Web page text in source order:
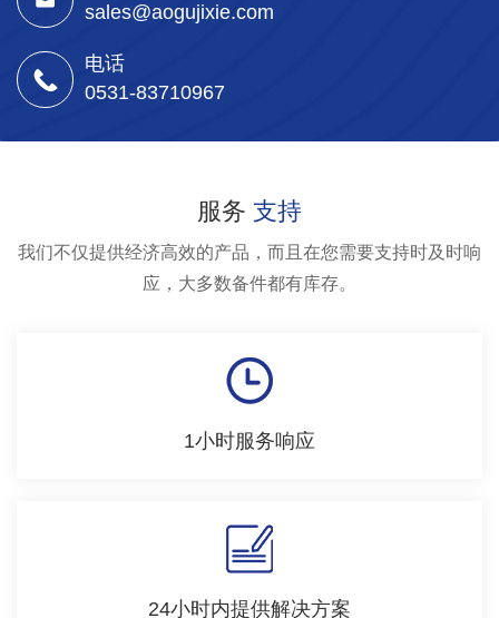
sales@aogujixie.com
电话
0531-83710967
服务 支持
我们不仅提供经济高效的产品，而且在您需要支持时及时响
应，大多数备件都有库存。
1小时服务响应
24小时内提供解决方案